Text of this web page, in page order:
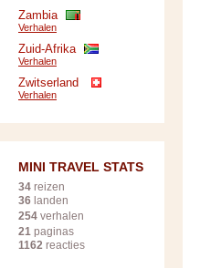
Zambia
Verhalen
Zuid-Afrika
Verhalen
Zwitserland
Verhalen
MINI TRAVEL STATS
34 reizen
36 landen
254 verhalen
21 paginas
1162 reacties